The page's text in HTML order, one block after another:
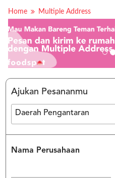
PESAN
OUR
COMPANY
KATA
LOYALTY
PROGRAM
ABOUT
Home Multiple Address
Ajukan Pesananmu
Daerah Pengantaran
Nama Perusahaan